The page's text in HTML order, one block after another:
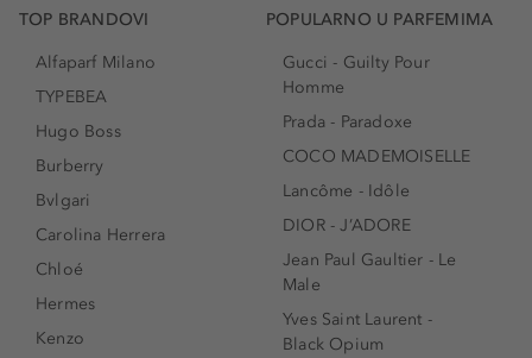
TOP BRANDOVI
Alfaparf Milano
TYPEBEA
Hugo Boss
Burberry
Bvlgari
Carolina Herrera
Chloé
Hermes
Kenzo
POPULARNO U PARFEMIMA
Gucci - Guilty Pour
Homme
Prada - Paradoxe
COCO MADEMOISELLE
Lancôme - Idôle
DIOR - J’ADORE
Jean Paul Gaultier - Le
Male
Yves Saint Laurent -
Black Opium